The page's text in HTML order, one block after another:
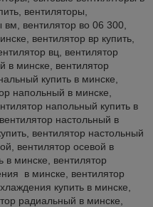
вентиляторы,
вм, вентилятор во 06 300,
вентилятор вр купить,
вц, вентилятор
в минске, вентилятор
купить в минске,
напольный в минске,
напольный купить в
настольный в
вентилятор настольный
вентилятор осевой в
в минске, вентилятор
в минске, вентилятор
купить в минске,
радиальный в минске,